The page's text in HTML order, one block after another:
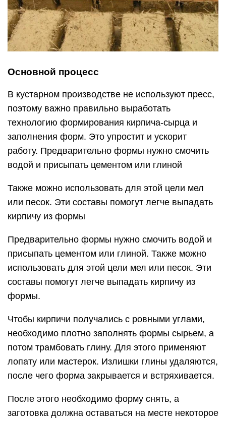
Основной процесс
В кустарном производстве не используют пресс,
поэтому важно правильно выработать
технологию формирования кирпича-сырца и
заполнения форм. Это упростит и ускорит
работу. Предварительно формы нужно смочить
водой и присыпать цементом или глиной
Также можно использовать для этой цели мел
или песок. Эти составы помогут легче выпадать
кирпичу из формы
Предварительно формы нужно смочить водой и
присыпать цементом или глиной. Также можно
использовать для этой цели мел или песок. Эти
составы помогут легче выпадать кирпичу из
формы.
Чтобы кирпичи получались с ровными углами,
необходимо плотно заполнять формы сырьем, а
потом трамбовать глину. Для этого применяют
лопату или мастерок. Излишки глины удаляются,
после чего форма закрывается и встряхивается.
После этого необходимо форму снять, а
заготовка должна оставаться на месте некоторое